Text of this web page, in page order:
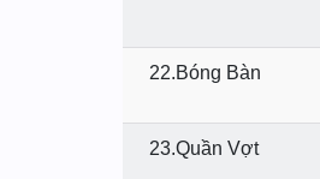
22.Bóng Bàn
23.Quần Vợt